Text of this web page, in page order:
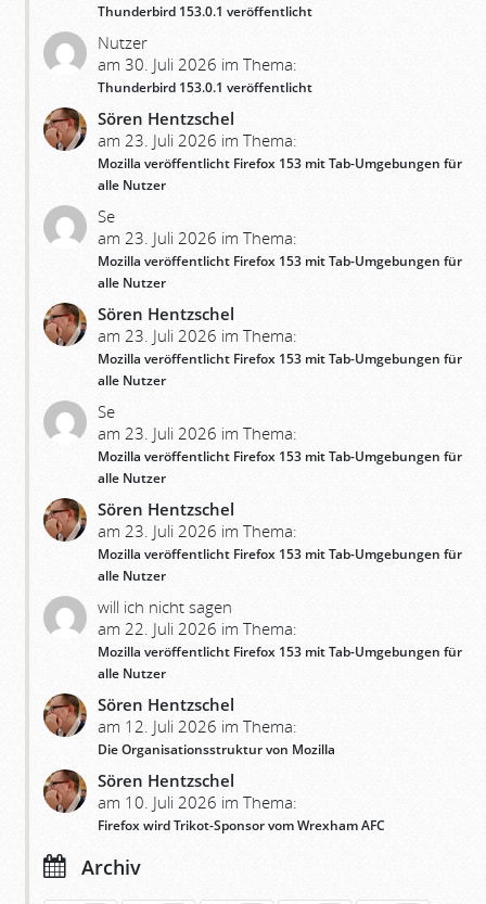
Thunderbird 153.0.1 veröffentlicht
Nutzer
am 30. Juli 2026 im Thema:
Thunderbird 153.0.1 veröffentlicht
Sören Hentzschel
am 23. Juli 2026 im Thema:
Mozilla veröffentlicht Firefox 153 mit Tab-Umgebungen für
alle Nutzer
Se
am 23. Juli 2026 im Thema:
Mozilla veröffentlicht Firefox 153 mit Tab-Umgebungen für
alle Nutzer
Sören Hentzschel
am 23. Juli 2026 im Thema:
Mozilla veröffentlicht Firefox 153 mit Tab-Umgebungen für
alle Nutzer
Se
am 23. Juli 2026 im Thema:
Mozilla veröffentlicht Firefox 153 mit Tab-Umgebungen für
alle Nutzer
Sören Hentzschel
am 23. Juli 2026 im Thema:
Mozilla veröffentlicht Firefox 153 mit Tab-Umgebungen für
alle Nutzer
will ich nicht sagen
am 22. Juli 2026 im Thema:
Mozilla veröffentlicht Firefox 153 mit Tab-Umgebungen für
alle Nutzer
Sören Hentzschel
am 12. Juli 2026 im Thema:
Die Organisationsstruktur von Mozilla
Sören Hentzschel
am 10. Juli 2026 im Thema:
Firefox wird Trikot-Sponsor vom Wrexham AFC
Archiv